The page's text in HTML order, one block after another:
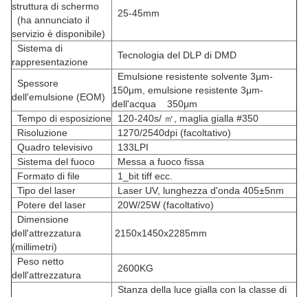
struttura di schermo
(ha annunciato il
servizio è disponibile)
25-45mm
Sistema di
rappresentazione
Tecnologia del DLP di DMD
Spessore
dell'emulsione (EOM)
Emulsione resistente solvente 3μm-
150μm, emulsione resistente 3μm-
dell'acqua 350μm
Tempo di esposizione 120-240s/ ㎡, maglia gialla #350
Risoluzione
1270/2540dpi (facoltativo)
Quadro televisivo
133LPI
Sistema del fuoco
Messa a fuoco fissa
Formato di file
1_bit tiff ecc.
Tipo del laser
Laser UV, lunghezza d'onda 405±5nm
Potere del laser
20W/25W (facoltativo)
Dimensione
dell'attrezzatura
(millimetri)
2150x1450x2285mm
Peso netto
dell'attrezzatura
2600KG
Stanza della luce gialla con la classe di